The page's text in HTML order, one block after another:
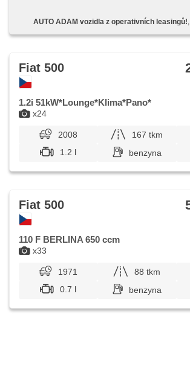
napęd 4x2, wzdłużna regulacja siedzeń,
AUTO ADAM vozidla z operativních leasingů!
x24
Fiat 500
1.2i 51kW*Lounge*Klima*Pano*
2008 167 tkm
1.2 l
benzyna
x33
Fiat 500
110 F BERLINA 650 ccm
1971 88 tkm
0.7 l
benzyna